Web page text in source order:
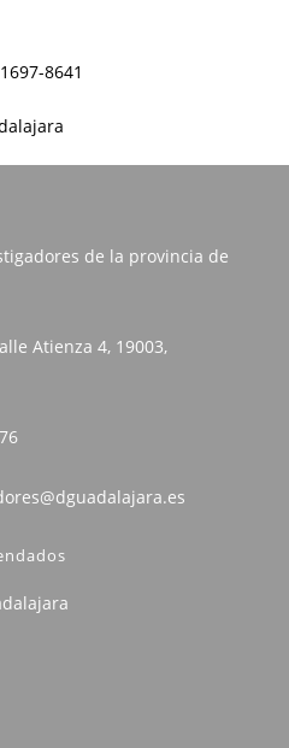
1697-8641
de la provincia de
Atienza 4, 19003,